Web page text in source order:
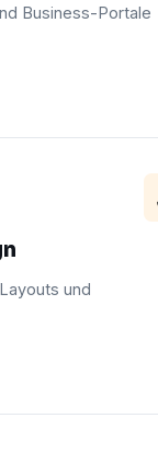
Business-Portale
und